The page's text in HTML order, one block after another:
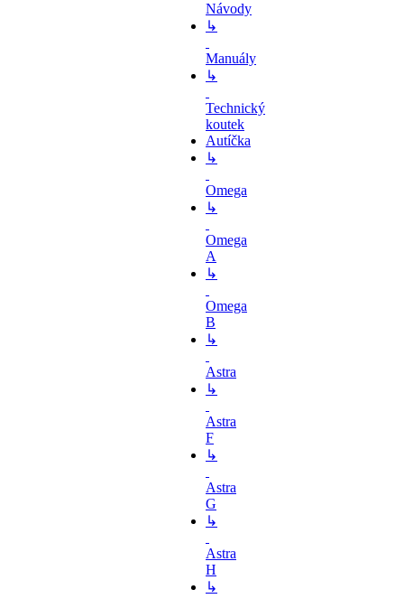
Návody
↳
Manuály
↳
Technický
koutek
Autíčka
↳
Omega
↳
Omega
A
↳
Omega
B
↳
Astra
↳
Astra
F
↳
Astra
G
↳
Astra
H
↳